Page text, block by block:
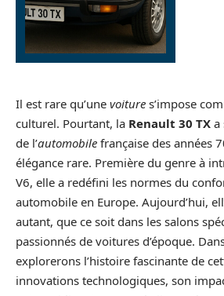
Il est rare qu’une voiture s’impose
culturel. Pourtant, la Renault 30 TX a
de l’automobile française des années
élégance rare. Première du genre à
V6, elle a redéfini les normes du
automobile en Europe. Aujourd’hui,
autant, que ce soit dans les salons
passionnés de voitures d’époque.
explorerons l’histoire fascinante de
innovations technologiques, son